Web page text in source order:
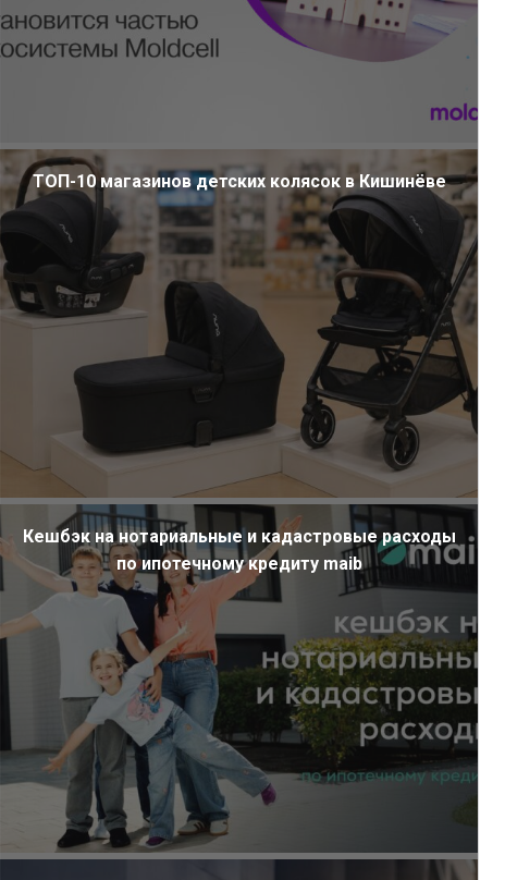
ТОП-10 магазинов детских колясок в Кишинёве
Кешбэк на нотариальные и кадастровые расходы
по ипотечному кредиту maib